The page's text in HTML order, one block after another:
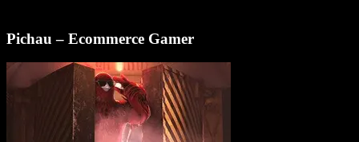
Pichau – Ecommerce Gamer